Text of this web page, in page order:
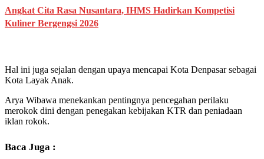
Angkat Cita Rasa Nusantara, IHMS Hadirkan Kompetisi
Kuliner Bergengsi 2026
Hal ini juga sejalan dengan upaya mencapai Kota Denpasar sebagai
Kota Layak Anak.
Arya Wibawa menekankan pentingnya pencegahan perilaku
merokok dini dengan penegakan kebijakan KTR dan peniadaan
iklan rokok.
Baca Juga :